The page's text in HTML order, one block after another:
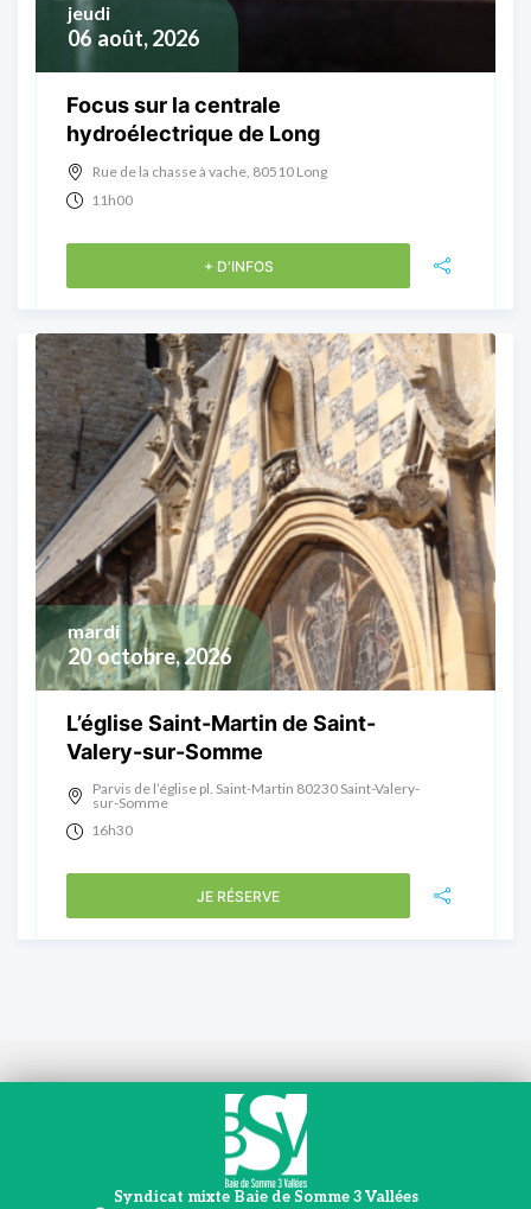
06 août, 2026
jeudi
Focus sur la centrale
hydroélectrique de Long
Rue de la chasse à vache, 80510 Long
11h00
+ D'INFOS
20 octobre, 2026
mardi
L’église Saint-Martin de Saint-
Valery-sur-Somme
Parvis de l’église pl. Saint-Martin 80230 Saint-Valery-
sur-Somme
16h30
JE RÉSERVE
Syndicat mixte Baie de Somme 3 Vallées